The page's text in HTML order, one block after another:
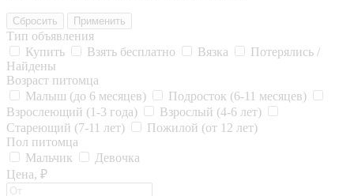
Сбросить Применить
Тип объявления
Купить
Взять бесплатно Вязка
Потерялись /
Найдены
Возраст питомца
Малыш (до 6 месяцев)
Подросток (6-11 месяцев)
Взрослеющий (1-3 года)
Взрослый (4-6 лет)
Стареющий (7-11 лет)
Пожилой (от 12 лет)
Пол питомца
Мальчик
Девочка
Цена, ₽